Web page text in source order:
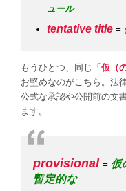
ュール
tentative title =
もうひとつ、同じ「仮（の
お堅めなのがこちら。法
公式な承認や公開前の文
ます。
provisional = 仮
暫定的な